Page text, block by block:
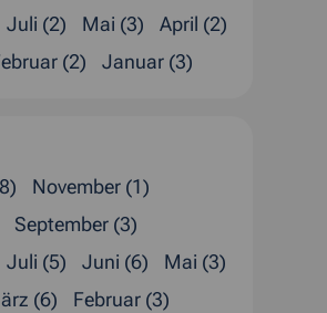
Juli (2) Mai (3)
April (2)
(2) Januar (3)
November (1)
September (3)
Juli (5) Juni (6)
Mai (3)
(6)
Februar (3)